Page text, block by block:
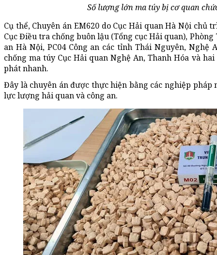
Số lượng lớn ma túy bị cơ quan
Cụ thể, Chuyên án EM620 do Cục Hải quan Hà Nội
Cục Điều tra chống buôn lậu (Tổng cục Hải quan), Phòng
an Hà Nội, PC04 Công an các tỉnh Thái Nguyên, Nghệ
chống ma túy Cục Hải quan Nghệ An, Thanh Hóa và
phát nhanh.
Đây là chuyên án được thực hiện bằng các nghiệp
lực lượng hải quan và công an.